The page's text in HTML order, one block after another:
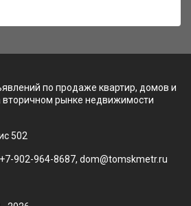
по продаже квартир, домов и
вторичном рынке недвижимости
502
902-964-8687, dom@tomskmetr.ru